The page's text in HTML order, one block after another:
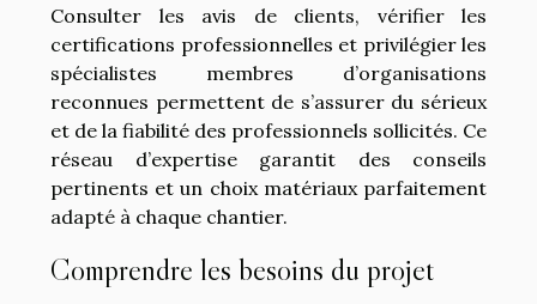
Consulter les avis de clients, vérifier les
certifications professionnelles et privilégier les
spécialistes membres d’organisations
reconnues permettent de s’assurer du sérieux
et de la fiabilité des professionnels sollicités. Ce
réseau d’expertise garantit des conseils
pertinents et un choix matériaux parfaitement
adapté à chaque chantier.
Comprendre les besoins du projet